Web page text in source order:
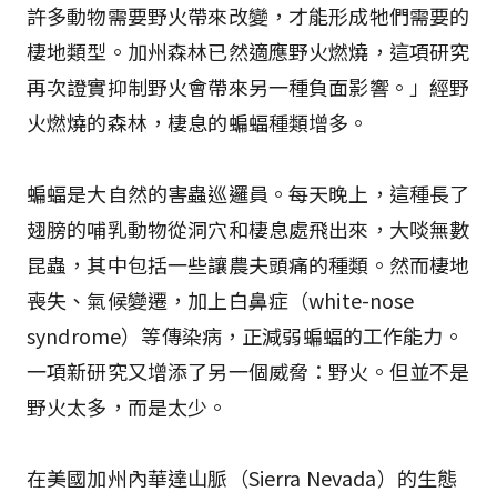
許多動物需要野火帶來改變，才能形成牠們需要的
棲地類型。加州森林已然適應野火燃燒，這項研究
再次證實抑制野火會帶來另一種負面影響。」經野
火燃燒的森林，棲息的蝙蝠種類增多。
蝙蝠是大自然的害蟲巡邏員。每天晚上，這種長了
翅膀的哺乳動物從洞穴和棲息處飛出來，大啖無數
昆蟲，其中包括一些讓農夫頭痛的種類。然而棲地
喪失、氣候變遷，加上白鼻症（white-nose
syndrome）等傳染病，正減弱蝙蝠的工作能力。
一項新研究又增添了另一個威脅：野火。但並不是
野火太多，而是太少。
在美國加州內華達山脈（Sierra Nevada）的生態